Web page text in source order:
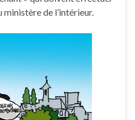
ministère de l’intérieur.